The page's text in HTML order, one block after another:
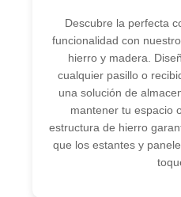
Descubre la perfecta
funcionalidad con
hierro y madera.
cualquier pasillo o
una solución de
mantener tu espacio
estructura de hierro
que los estantes y